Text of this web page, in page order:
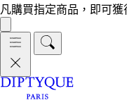
凡購買指定商品，即可